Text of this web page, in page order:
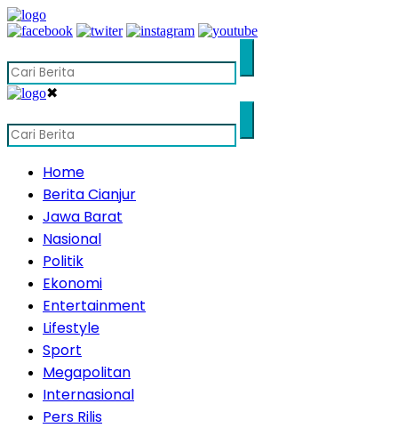
✖
Home
Berita Cianjur
Jawa Barat
Nasional
Politik
Ekonomi
Entertainment
Lifestyle
Sport
Megapolitan
Internasional
Pers Rilis